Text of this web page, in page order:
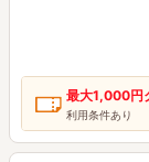
最大1,000円
利用条件あり